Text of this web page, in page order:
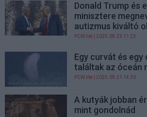
Donald Trump és
minisztere
autizmus kiváltó
PCW.lite | 2025.09.23 11:23
Egy curvát és
találtak az óceán
PCW.lite | 2025.09.21 14:30
A kutyák jobban
mint gondolnád